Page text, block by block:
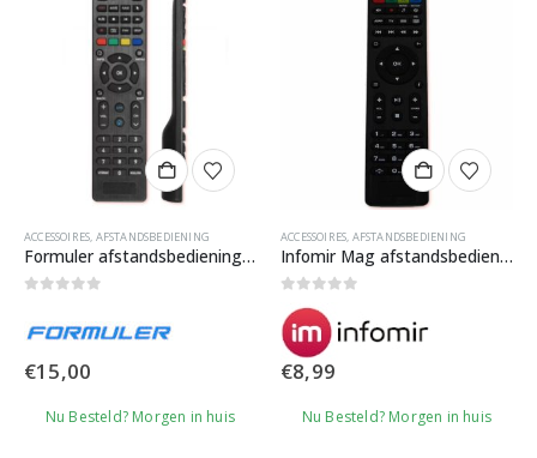
ACCESSOIRES, AFSTANDSBEDIENING
Formuler afstandsbediening klein – Z+ & Z Nano
€15,00
Nu Besteld? Morgen in huis
ACCESSOIRES, AFSTANDSBEDIENING
Infomir Mag afstandsbediening
€8,99
Nu Besteld? Morgen in huis